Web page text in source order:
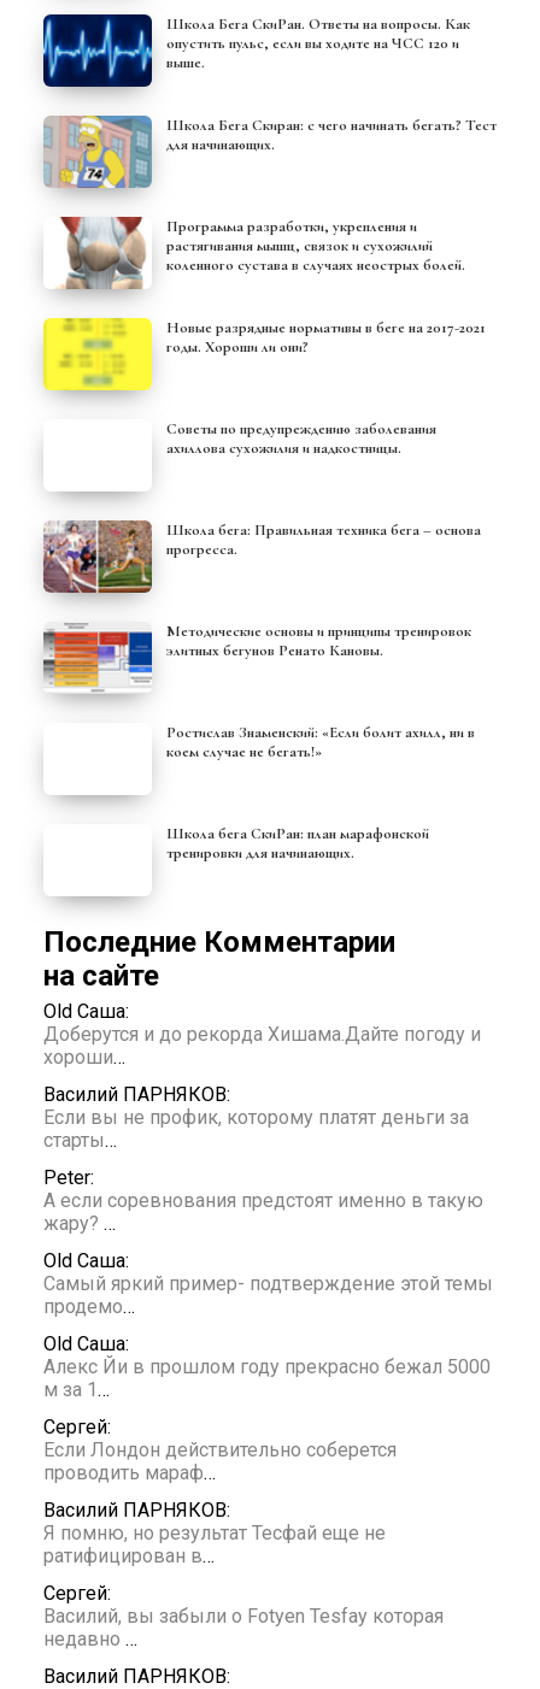
Школа Бега СкиРан. Ответы на вопросы. Как
опустить пульс, если вы ходите на ЧСС 120 и
выше.
Школа Бега Скиран: с чего начинать бегать? Тест
для начинающих.
Программа разработки, укрепления и
растягивания мышц, связок и сухожилий
коленного сустава в случаях неострых болей.
Новые разрядные нормативы в беге на 2017-2021
годы. Хороши ли они?
Советы по предупреждению заболевания
ахиллова сухожилия и надкостницы.
Школа бега: Правильная техника бега – основа
прогресса.
Методические основы и принципы тренировок
элитных бегунов Ренато Кановы.
Ростислав Знаменский: «Если болит ахилл, ни в
коем случае не бегать!»
Школа бега СкиРан: план марафонской
тренировки для начинающих.
Последние Комментарии
на сайте
Old Саша:
Доберутся и до рекорда Хишама.Дайте погоду и
хороши…
Василий ПАРНЯКОВ:
Если вы не профик, которому платят деньги за
старты…
Peter:
А если соревнования предстоят именно в такую
жару? …
Old Саша:
Самый яркий пример- подтверждение этой темы
продемо…
Old Саша:
Алекс Йи в прошлом году прекрасно бежал 5000
м за 1…
Сергей:
Если Лондон действительно соберется
проводить мараф…
Василий ПАРНЯКОВ:
Я помню, но результат Тесфай еще не
ратифицирован в…
Сергей:
Василий, вы забыли о Fotyen Tesfay которая
недавно …
Василий ПАРНЯКОВ: